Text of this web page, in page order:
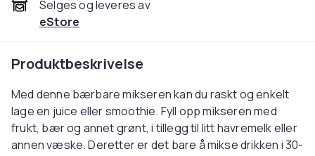
Selges og leveres av
eStore
Produktbeskrivelse
Med denne bærbare mikseren kan du raskt og enkelt
lage en juice eller smoothie. Fyll opp mikseren med
frukt, bær og annet grønt, i tillegg til litt havremelk eller
annen væske. Deretter er det bare å mikse drikken i 30-